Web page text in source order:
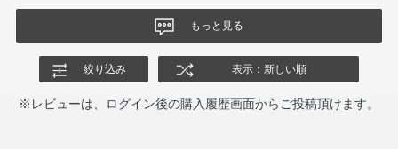
もっと見る
絞り込み 表示：新しい順
※レビューは、ログイン後の購入履歴画面からご投稿頂けます。